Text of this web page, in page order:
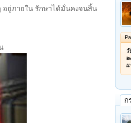
อยู่ภายใน รักษาได้มั่นคงจนสิ้น
๒
แ
ก